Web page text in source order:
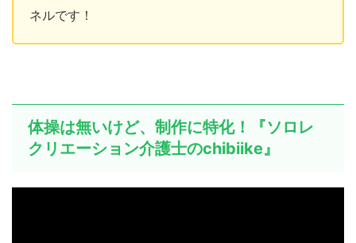
ネルです！
体操は無いけど、制作に特化！『ソロレ
クリエーション介護士のchibiike』